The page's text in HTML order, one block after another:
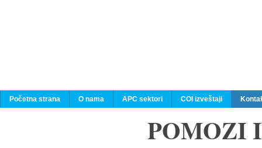
Početna strana O nama APC sektori COI izveštaji
POMOZI